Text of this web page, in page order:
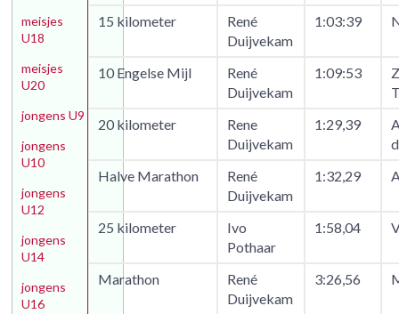
15 kilometer
René
Duijvekam
1:03:39
10 Engelse Mijl
René
Duijvekam
1:09:53
20 kilometer
Rene
Duijvekam
1:29,39
Halve Marathon
René
Duijvekam
1:32,29
25 kilometer
Ivo
Pothaar
1:58,04
Marathon
René
Duijvekam
3:26,56
meisjes
U18
meisjes
U20
jongens U9
jongens
U10
jongens
U12
jongens
U14
jongens
U16